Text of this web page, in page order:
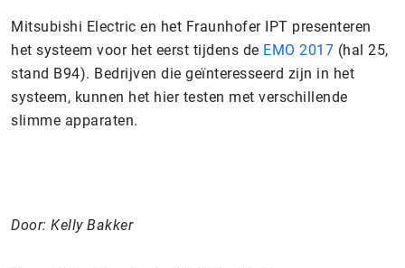
Mitsubishi Electric en het Fraunhofer IPT presenteren
het systeem voor het eerst tijdens de EMO 2017 (hal 25,
stand B94). Bedrijven die geïnteresseerd zijn in het
systeem, kunnen het hier testen met verschillende
slimme apparaten.
Door: Kelly Bakker